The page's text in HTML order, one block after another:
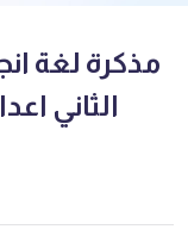
مذكرة لغة
الثاني اعداد